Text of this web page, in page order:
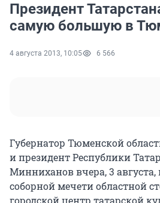
Президент
самую большую в
4 августа 2013, 10:05 6 566
Губернатор Тюменской
и президент Республики
Минниханов вчера, 3
соборной мечети областной
городской центр татарской